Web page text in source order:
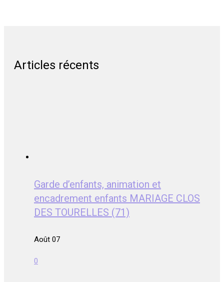
Articles récents
Garde d’enfants, animation et
encadrement enfants MARIAGE CLOS
DES TOURELLES (71)
Août 07
0